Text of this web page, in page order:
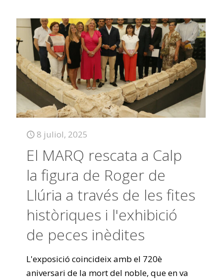
8 juliol, 2025
El MARQ rescata a Calp
la figura de Roger de
Llúria a través de les fites
històriques i l'exhibició
de peces inèdites
L'exposició coincideix amb el 720è
aniversari de la mort del noble, que en va